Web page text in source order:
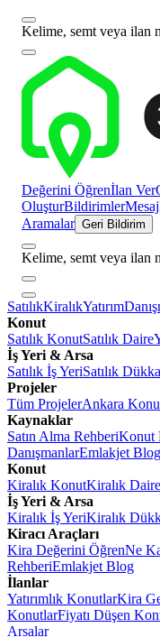
Kelime, semt veya ilan
Değerini Öğrenİlan Ver
OluşturBildirimler
Aramalar Geri Bildirim
Kelime, semt veya ilan
SatılıkKiralıkYatırım
Konut
Satılık KonutSatılık Daire
İş Yeri & Arsa
Satılık İş YeriSatılık
Projeler
Tüm ProjelerAnkara
Kaynaklar
Satın Alma RehberiKonut
DanışmanlarEmlakjet Blog
Konut
Kiralık KonutKiralık Daire
İş Yeri & Arsa
Kiralık İş YeriKiralık
Kiracı Araçları
Kira Değerini ÖğrenNe
RehberiEmlakjet Blog
İlanlar
Yatırımlık KonutlarKira
KonutlarFiyatı Düşen
Arsalar